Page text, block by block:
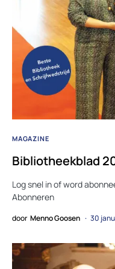
MAGAZINE
Bibliotheekblad
Log snel in of word
Abonneren
door Menno Goosen 30